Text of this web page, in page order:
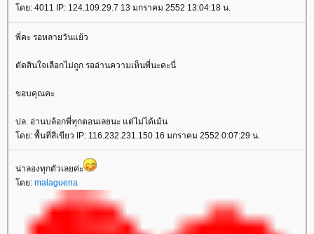
ดย: 4011 IP: 124.109.29.7 13 มกราคม 2552 13:04:18 น.
พี่คะ รอหลายวันแย้ว
ตัดสินใจเลือกไม่ถูก รออ่านความเห็นพี่นะคะนี่
ขอบคุณคะ
ปล. อ่านบล้อกพี่ทุกตอนเลยนะ แต่ไม่ได้เม้น
ดย: พื้นที่สีเขียว IP: 116.232.231.150 16 มกราคม 2552 0:07:29 น.
น่าลองทุกตัวเลยค่ะ
ดย: malaguena